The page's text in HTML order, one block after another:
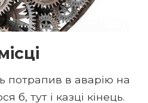
потрапив в аварію на
б, тут і казці кінець.